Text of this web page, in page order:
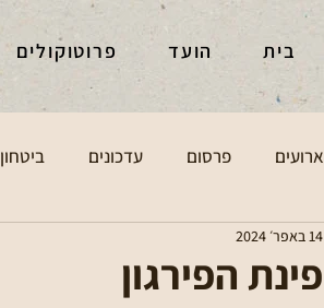
בית הועד פרוטוקולים
ארועים פרסום עדכונים ביטחון
פינת הפירגון
14 באפר׳ 2024